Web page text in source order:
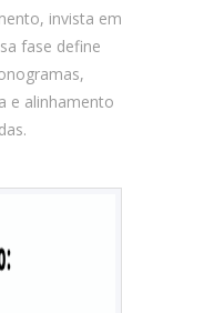
invista em
fase define
e alinhamento